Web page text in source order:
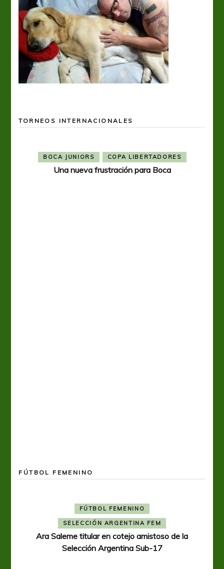
TORNEOS INTERNACIONALES
BOCA JUNIORS COPA LIBERTADORES
Una nueva frustración para Boca
FÚTBOL FEMENINO
FÚTBOL FEMENINO
SELECCIÓN ARGENTINA FEM
Ara Saleme titular en cotejo amistoso de la
Selección Argentina Sub-17